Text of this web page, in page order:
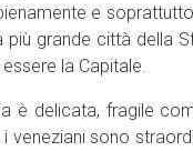
e
più grande città della
la Capitale.
è delicata, fragile
veneziani sono